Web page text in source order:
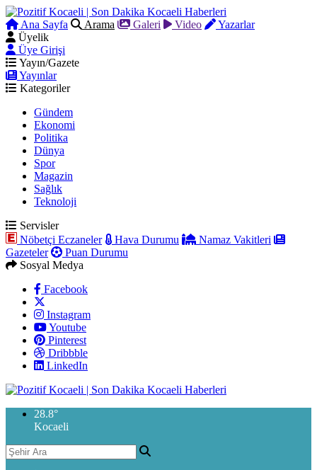
Ana Sayfa Arama Galeri Video
Yazarlar
Üyelik
Üye Girişi
Yayın/Gazete
Yayınlar
Kategoriler
Gündem
Ekonomi
Politika
Dünya
Spor
Magazin
Sağlık
Teknoloji
Servisler
Nöbetçi Eczaneler
Hava Durumu
Namaz Vakitleri
Gazeteler
Puan Durumu
Sosyal Medya
Facebook
Instagram
Youtube
Pinterest
Dribbble
LinkedIn
28.8°
Kocaeli